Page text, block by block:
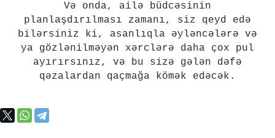
Və onda, ailə büdcəsinin
planlaşdırılması zamanı, siz qeyd edə
bilərsiniz ki, asanlıqla əyləncələrə və
ya gözlənilməyən xərclərə daha çox pul
ayırırsınız, və bu sizə gələn dəfə
qəzalardan qaçmağa kömək edəcək.